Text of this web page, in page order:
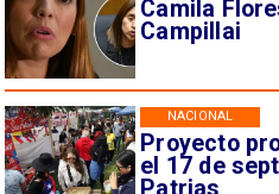
Camila
Campillai
Proyecto
el 17 de
NACIONAL